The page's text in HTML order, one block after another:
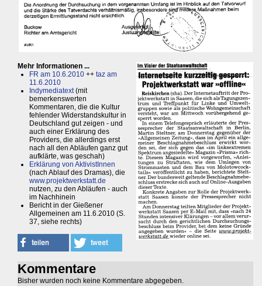
Mehr Informationen ...
FR am 10.6.2010 ++ taz am
11.6.2010
Indymediatext(mit
bemerkenswerten
Kommentaren, die die Kultur
fehlender Widerstandskultur in
Deutschland gut zeigen - und
auch einer Erklärung des
Providers, die allerdings erst
nach all den Abläufen ganz gut
aufklärte, was geschah)
Erklärung von AktivistInnen
(nach Ablauf des Dramas), die
www.projektwerkstatt.de
nutzen, zu den Abläufen - auch
im Nachhinein
Bericht in der Gießener
Allgemeinen am 11.6.2010 (S.
37, siehe rechts)
Kommentare
Bisher wurden noch keine Kommentare abgegeben.